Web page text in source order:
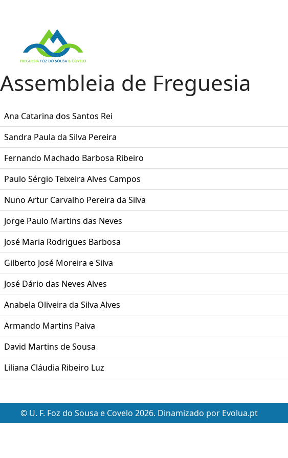
Assembleia de Freguesia
Ana Catarina dos Santos Rei
Sandra Paula da Silva Pereira
Fernando Machado Barbosa Ribeiro
Paulo Sérgio Teixeira Alves Campos
Nuno Artur Carvalho Pereira da Silva
Jorge Paulo Martins das Neves
José Maria Rodrigues Barbosa
Gilberto José Moreira e Silva
José Dário das Neves Alves
Anabela Oliveira da Silva Alves
Armando Martins Paiva
David Martins de Sousa
Liliana Cláudia Ribeiro Luz
© U. F. Foz do Sousa e Covelo 2026. Dinamizado por Evolua.pt